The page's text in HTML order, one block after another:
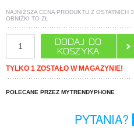
NAJNIŻSZA CENA PRODUKTU Z OSTATNICH
OBNIŻKI TO ZŁ
TYLKO 1 ZOSTAŁO W MAGAZYNIE!
POLECANE PRZEZ MYTRENDYPHONE
PYTANIA?